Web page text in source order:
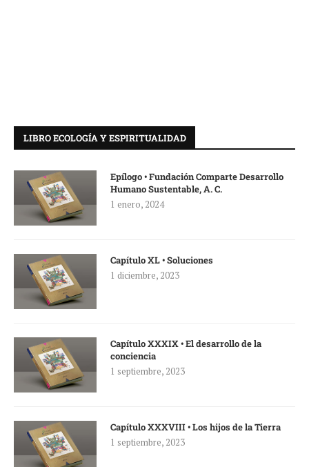
LIBRO ECOLOGÍA Y ESPIRITUALIDAD
Epílogo • Fundación Comparte Desarrollo
Humano Sustentable, A. C.
1 enero, 2024
Capítulo XL • Soluciones
1 diciembre, 2023
Capítulo XXXIX • El desarrollo de la
conciencia
1 septiembre, 2023
Capítulo XXXVIII • Los hijos de la Tierra
1 septiembre, 2023